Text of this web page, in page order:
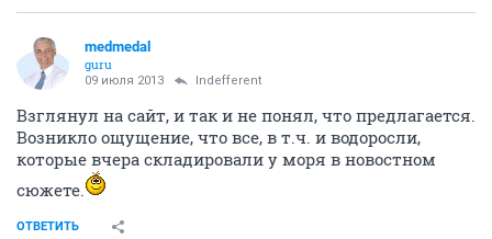
medmedal
guru
09 июля 2013 Indefferent
Взглянул на сайт, и так и не понял, что предлагается.
Возникло ощущение, что все, в т.ч. и водоросли,
которые вчера складировали у моря в новостном
сюжете.
ОТВЕТИТЬ